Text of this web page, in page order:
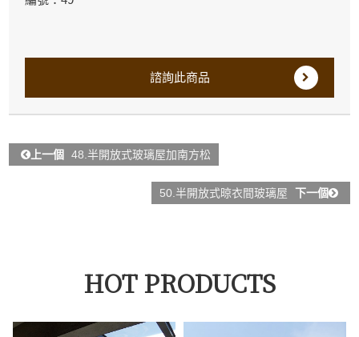
諮詢此商品
上一個 48.半開放式玻璃屋加南方松
50.半開放式晾衣間玻璃屋 下一個
HOT PRODUCTS